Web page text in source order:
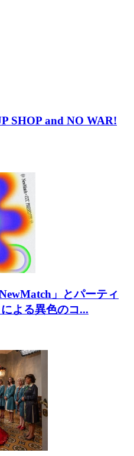
SHOP and NO WAR!
」とパーティ
よる異色のコ...